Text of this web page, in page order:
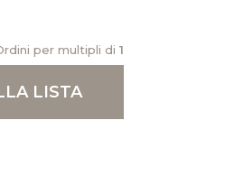
per multipli di 1
LISTA